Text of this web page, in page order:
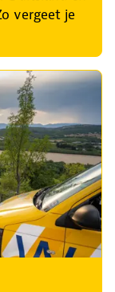
vergeet je